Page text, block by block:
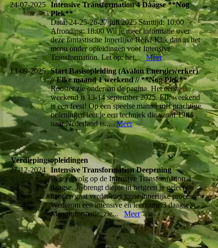
24-07-2025 Intensive Transformation 4 Daagse **Nog
Plek**
Data: 24-25-26-27 juli 2025 Starttijd: 10:00
Afronding: 18:00 Wil je meer informatie over
deze fantastische Innerlijke Reis? Klik dan in het
menu onder opleidingen voor Intensive
Transformation. Let op: het... Meer
13-09-2025 Start Basisopleiding (Avalon Energiewerker)
// Elke maand 1 weekend // **Nog Plek**
Rooster zie onderaan de pagina. Het eerste
weekend is 13-14 september 2025. Elk weekend
is een feest! Op een speelse manier met prachtige
oefeningen leer je een techniek die vanaf 1984
naar Nederland is...Meer
Verdiepingsopleidingen
27-12-2024 Intensive Transformation Deepening
Een vervolg op de Intensive Transformation 4
daagse. Je brengt diepte in hetgeen je geleerd
hebt en gaat verder met jouw innerlijke proces.
Wederom een intensive en leerzame 3 daagse.
Meer informatie, zie... Meer